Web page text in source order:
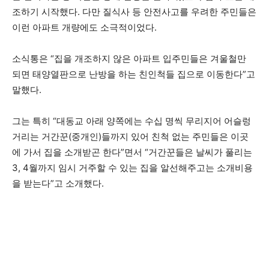
조하기 시작했다. 다만 질식사 등 안전사고를 우려한 주민들은
이런 아파트 개량에도 소극적이었다.
소식통은 “집을 개조하지 않은 아파트 입주민들은 겨울철만
되면 태양열판으로 난방을 하는 친인척들 집으로 이동한다”고
말했다.
그는 특히 “대동교 아래 양쪽에는 수십 명씩 무리지어 어슬렁
거리는 거간꾼(중개인)들까지 있어 친척 없는 주민들은 이곳
에 가서 집을 소개받곤 한다”면서 “거간꾼들은 날씨가 풀리는
3, 4월까지 임시 거주할 수 있는 집을 알선해주고는 소개비용
을 받는다”고 소개했다.